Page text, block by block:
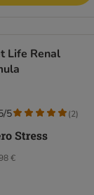
Life Renal
€
5 (2)